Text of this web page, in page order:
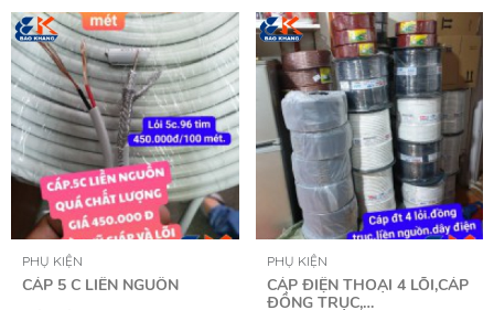
PHỤ KIỆN
CÁP 5 C LIỀN NGUỒN
PHỤ KIỆN
CÁP ĐIỆN THOẠI 4 LÕI,CÁP
ĐỒNG TRỤC,…